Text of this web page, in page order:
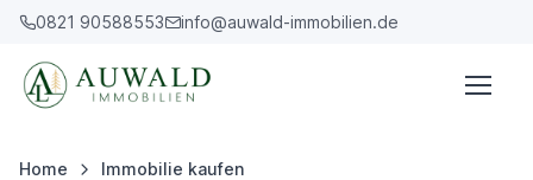
0821 90588553 info@auwald-immobilien.de
Home
Immobilie kaufen